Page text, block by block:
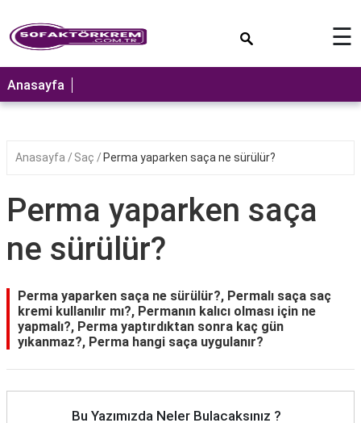
ANASAYFA
☰
Anasayfa
Anasayfa Saç Perma yaparken saça ne sürülür?
Perma yaparken saça
ne sürülür?
Perma yaparken saça ne sürülür?, Permalı saça saç
kremi kullanılır mı?, Permanın kalıcı olması için ne
yapmalı?, Perma yaptırdıktan sonra kaç gün
yıkanmaz?, Perma hangi saça uygulanır?
Bu Yazımızda Neler Bulacaksınız ?